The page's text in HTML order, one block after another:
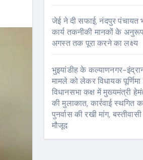
जेई ने दी सफाई, नंदपुर पंचायत
कार्य तकनीकी मानकों के
अगस्त तक पूरा करने का लक्ष्य
भुइयांडीह के कल्याणनगर-
मामले को लेकर विधायक
विधानसभा कक्ष में मुख्यमंत्री
की मुलाकात, कार्रवाई स्थगित
पुनर्वास की रखी मांग,
मौजूद